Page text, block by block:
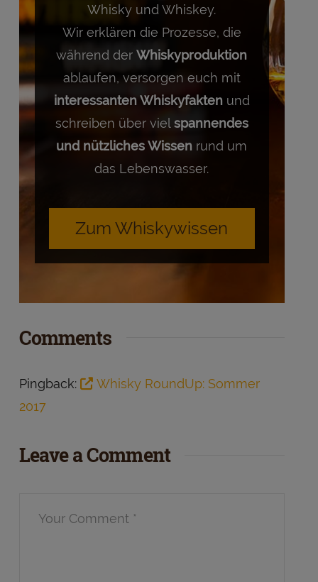
Whisky und Whiskey.
Wir erklären die Prozesse, die
während derWhiskyproduktion
ablaufen, versorgen euch mit
interessanten Whiskyfaktenund
schreiben über viel spannendes
und nützliches Wissen rund um
das Lebenswasser.
Zum Whiskywissen
Comments
Pingback:
Whisky RoundUp: Sommer
2017
Leave a Comment